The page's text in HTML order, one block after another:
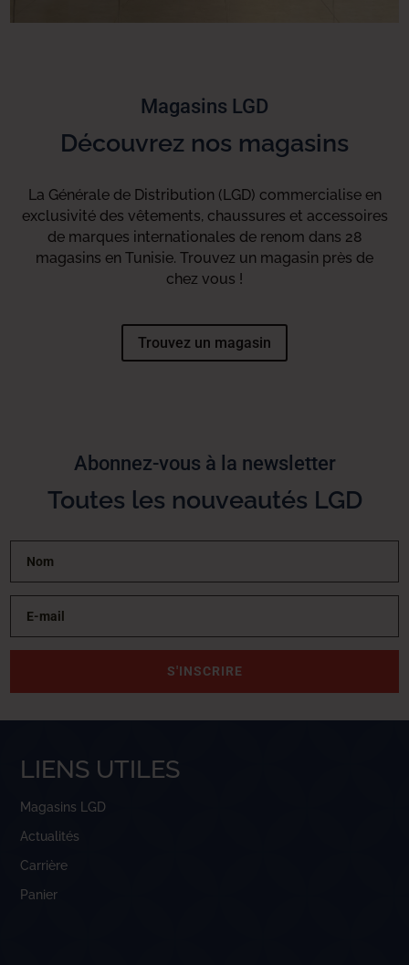
Magasins LGD
Découvrez nos magasins
La Générale de Distribution (LGD) commercialise en
exclusivité des vêtements, chaussures et accessoires
de marques internationales de renom dans 28
magasins en Tunisie. Trouvez un magasin près de
chez vous !
Trouvez un magasin
Abonnez-vous à la newsletter
Toutes les nouveautés LGD
S'INSCRIRE
LIENS UTILES
Magasins LGD
Actualités
Carrière
Panier